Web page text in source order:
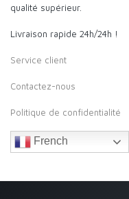
qualité supérieur.
Livraison rapide 24h/24h !
Service client
Contactez-nous
Politique de confidentialité
French